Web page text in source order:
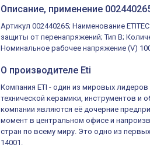
Описание, применение
Артикул 002440265; Наименование
защиты от перенапряжений; Тип B;
Номинальное рабочее напряжение (V)
О производителе Eti
Компания ETI - один из мировых
технической керамики, инструментов и
компании являются её дочерние
момент в центральном офисе и
стран по всему миру. Это одно из
14001.